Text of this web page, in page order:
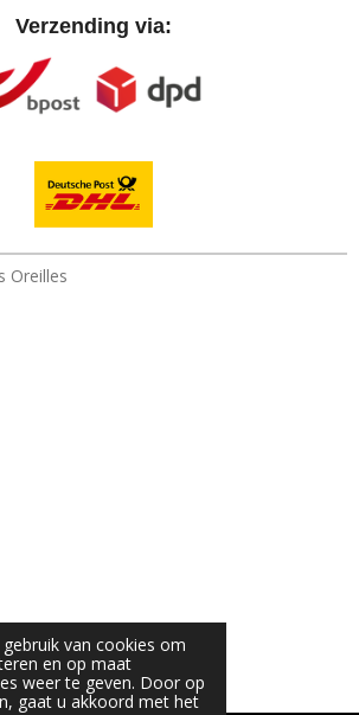
van cookies om
en op maat
weer te geven. Door op
gaat u akkoord met het
Verzending via:
Oreilles